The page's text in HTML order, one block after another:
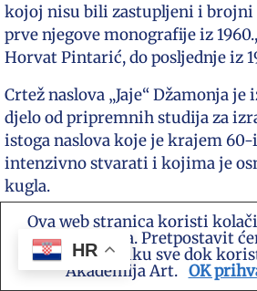
kojoj nisu bili zastupljeni i
prve njegove monografije iz
Horvat Pintarić, do posljednje iz
Crtež naslova „Jaje“ Džamonja
djelo od pripremnih studija za
istoga naslova koje je krajem 60-
intenzivno stvarati i kojima je
kugla.
Ivan Meštrović o kiparskim
Oni nastaju neposredno pod
najmanje su namješteni (…). Taj
HR
Ova web stranica koristi
vašeg iskustva. Pretpostavit
ovu politiku sve dok
Akademija Art. OK